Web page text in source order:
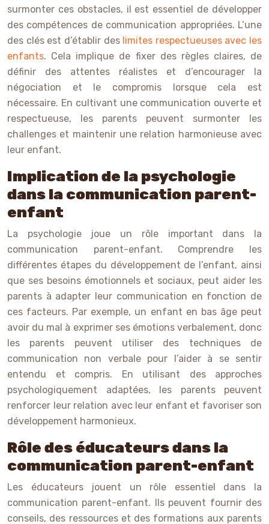
surmonter ces obstacles, il est essentiel de développer
des compétences de communication appropriées. L’une
des clés est d’établir des limites respectueuses avec les
enfants. Cela implique de fixer des règles claires, de
définir des attentes réalistes et d’encourager la
négociation et le compromis lorsque cela est
nécessaire. En cultivant une communication ouverte et
respectueuse, les parents peuvent surmonter les
challenges et maintenir une relation harmonieuse avec
leur enfant.
Implication de la psychologie
dans la communication parent-
enfant
La psychologie joue un rôle important dans la
communication parent-enfant. Comprendre les
différentes étapes du développement de l’enfant, ainsi
que ses besoins émotionnels et sociaux, peut aider les
parents à adapter leur communication en fonction de
ces facteurs. Par exemple, un enfant en bas âge peut
avoir du mal à exprimer ses émotions verbalement, donc
les parents peuvent utiliser des techniques de
communication non verbale pour l’aider à se sentir
entendu et compris. En utilisant des approches
psychologiquement adaptées, les parents peuvent
renforcer leur relation avec leur enfant et favoriser son
développement harmonieux.
Rôle des éducateurs dans la
communication parent-enfant
Les éducateurs jouent un rôle essentiel dans la
communication parent-enfant. Ils peuvent fournir des
conseils, des ressources et des formations aux parents